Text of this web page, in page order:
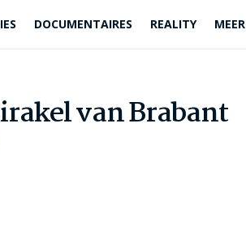
DOCUMENTAIRES REALITY MEER
van Brabant